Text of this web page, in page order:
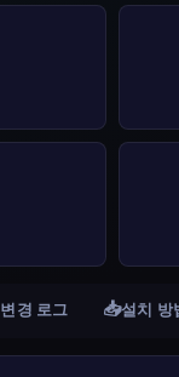
변경 로그 📥설치 방